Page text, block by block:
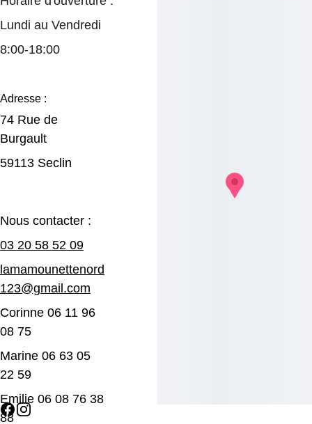
Lundi au Vendredi
8:00-18:00
Adresse :
74 Rue de
Burgault
59113 Seclin
Nous contacter :
03 20 58 52 09
lamamounettenord
123@gmail.com
Corinne 06 11 96
08 75
Marine 06 63 05
22 59
Emilie 06 08 76 38
88